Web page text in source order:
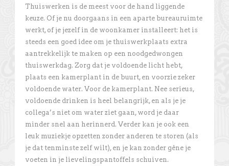
Thuiswerken is de meest voor de hand liggende
keuze. Of je nu doorgaans in een aparte bureauruimte
werkt, of je jezelf in de woonkamer installeert: het is
steeds een goed idee om je thuiswerkplaats extra
aantrekkelijk te maken op een noodgedwongen
thuiswerkdag. Zorg dat je voldoende licht hebt,
plaats een kamerplant in de buurt, en voorzie zeker
voldoende water. Voor de kamerplant. Nee serieus,
voldoende drinken is heel belangrijk, en als je je
collega’s niet om water ziet gaan, word je daar
minder snel aan herinnerd. Verder kan je ook een
leuk muziekje opzetten zonder anderen te storen (als
je dat tenminste zelf wilt), en je kan zonder gêne je
voeten in je lievelingspantoffels schuiven.